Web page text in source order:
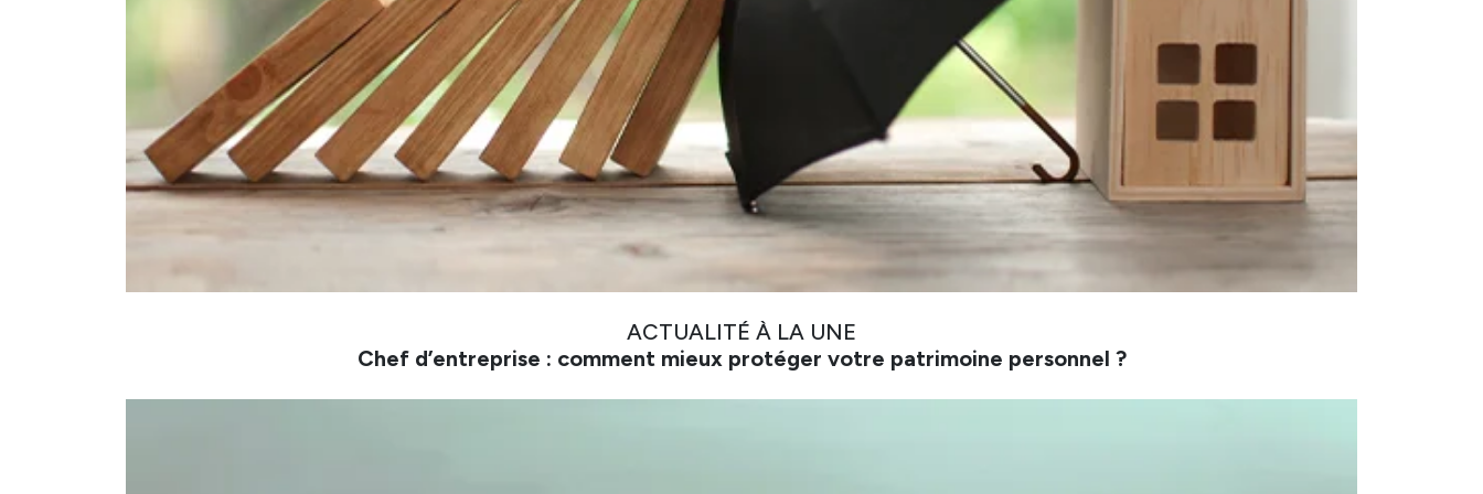
ACTUALITÉ À LA UNE
Chef d’entreprise : comment mieux protéger votre patrimoine personnel ?